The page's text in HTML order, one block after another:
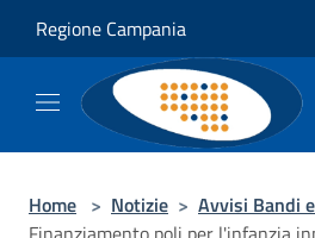
Regione Campania
Home > Notizie > Avvisi Bandi